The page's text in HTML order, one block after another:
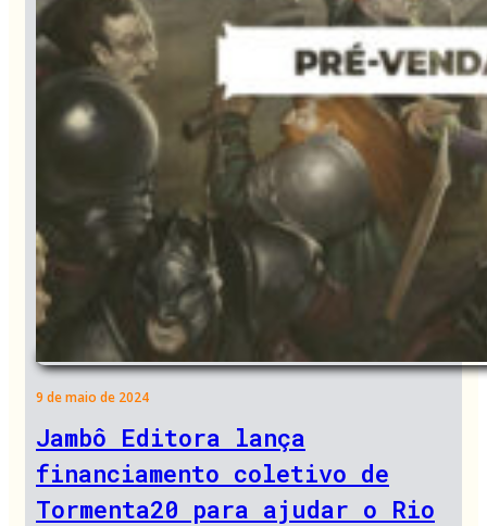
9 de maio de 2024
Jambô Editora lança
financiamento coletivo de
Tormenta20 para ajudar o Rio